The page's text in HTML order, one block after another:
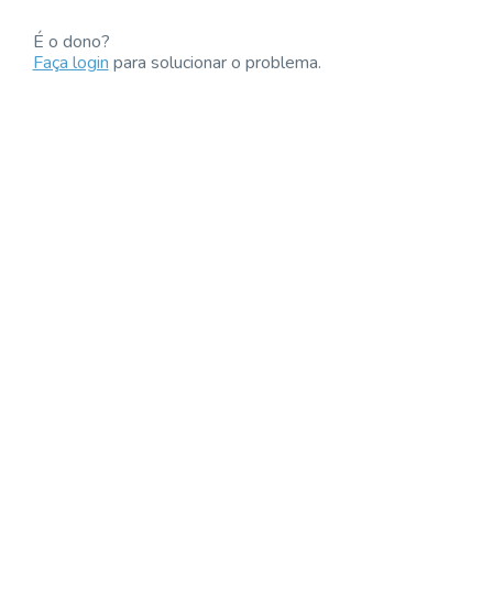
É o dono?
Faça loginpara solucionar o problema.